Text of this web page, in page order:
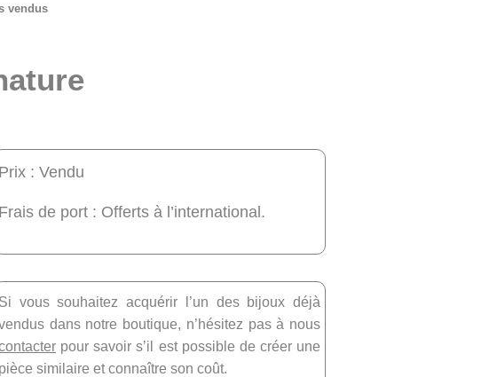
vendus
Prix : Vendu
Frais de port : Offerts à l’international.
Si vous souhaitez acquérir l’un des bijoux déjà
dans notre boutique, n’hésitez pas à nous
pour savoir s’il est possible de créer une
pièce similaire et connaître son coût.